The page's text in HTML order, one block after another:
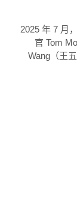
2025 年 7 月
官 Tom
Wang（王